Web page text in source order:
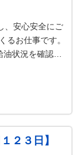
、安心安全にご
るお仕事です。
状況を確認し
２３日】